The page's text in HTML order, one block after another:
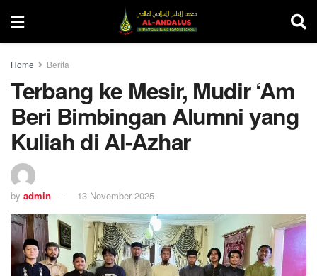
Home Berita
Terbang ke Mesir, Mudir ‘Am
Beri Bimbingan Alumni yang
Kuliah di Al-Azhar
by admin 13 November 2025